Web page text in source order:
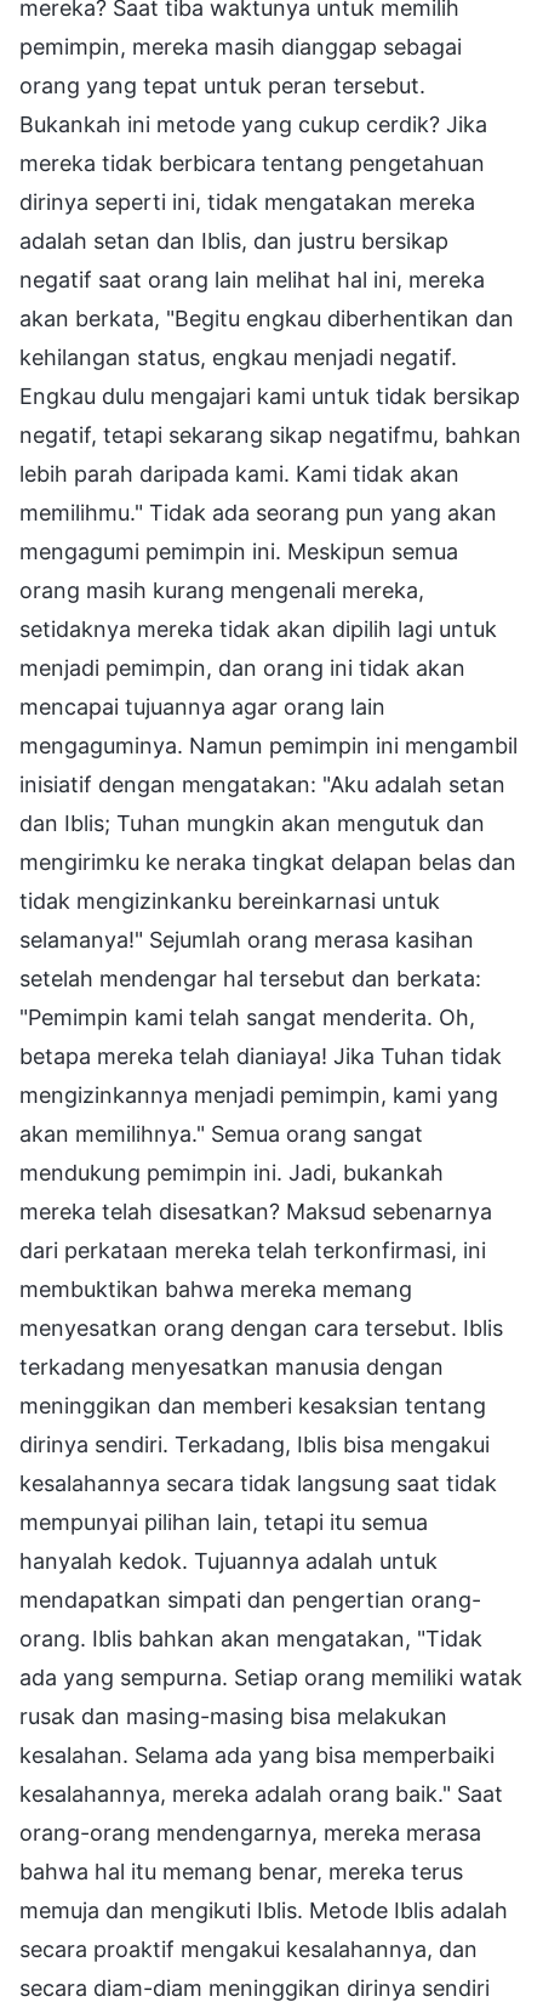
mereka? Saat tiba waktunya untuk memilih
pemimpin, mereka masih dianggap sebagai
orang yang tepat untuk peran tersebut.
Bukankah ini metode yang cukup cerdik? Jika
mereka tidak berbicara tentang pengetahuan
dirinya seperti ini, tidak mengatakan mereka
adalah setan dan Iblis, dan justru bersikap
negatif saat orang lain melihat hal ini, mereka
akan berkata, "Begitu engkau diberhentikan dan
kehilangan status, engkau menjadi negatif.
Engkau dulu mengajari kami untuk tidak bersikap
negatif, tetapi sekarang sikap negatifmu, bahkan
lebih parah daripada kami. Kami tidak akan
memilihmu." Tidak ada seorang pun yang akan
mengagumi pemimpin ini. Meskipun semua
orang masih kurang mengenali mereka,
setidaknya mereka tidak akan dipilih lagi untuk
menjadi pemimpin, dan orang ini tidak akan
mencapai tujuannya agar orang lain
mengaguminya. Namun pemimpin ini mengambil
inisiatif dengan mengatakan: "Aku adalah setan
dan Iblis; Tuhan mungkin akan mengutuk dan
mengirimku ke neraka tingkat delapan belas dan
tidak mengizinkanku bereinkarnasi untuk
selamanya!" Sejumlah orang merasa kasihan
setelah mendengar hal tersebut dan berkata:
"Pemimpin kami telah sangat menderita. Oh,
betapa mereka telah dianiaya! Jika Tuhan tidak
mengizinkannya menjadi pemimpin, kami yang
akan memilihnya." Semua orang sangat
mendukung pemimpin ini. Jadi, bukankah
mereka telah disesatkan? Maksud sebenarnya
dari perkataan mereka telah terkonfirmasi, ini
membuktikan bahwa mereka memang
menyesatkan orang dengan cara tersebut. Iblis
terkadang menyesatkan manusia dengan
meninggikan dan memberi kesaksian tentang
dirinya sendiri. Terkadang, Iblis bisa mengakui
kesalahannya secara tidak langsung saat tidak
mempunyai pilihan lain, tetapi itu semua
hanyalah kedok. Tujuannya adalah untuk
mendapatkan simpati dan pengertian orang-
orang. Iblis bahkan akan mengatakan, "Tidak
ada yang sempurna. Setiap orang memiliki watak
rusak dan masing-masing bisa melakukan
kesalahan. Selama ada yang bisa memperbaiki
kesalahannya, mereka adalah orang baik." Saat
orang-orang mendengarnya, mereka merasa
bahwa hal itu memang benar, mereka terus
memuja dan mengikuti Iblis. Metode Iblis adalah
secara proaktif mengakui kesalahannya, dan
secara diam-diam meninggikan dirinya sendiri